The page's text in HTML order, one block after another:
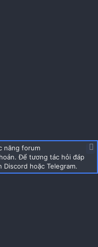
năng forum
Để tương tác hỏi đáp
Discord hoặc Telegram.